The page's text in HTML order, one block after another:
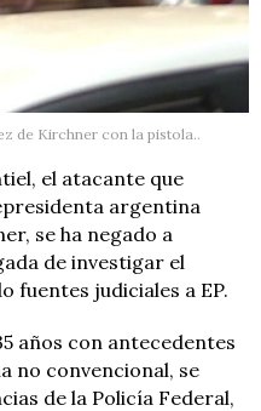
de Kirchner con la pistola..
el atacante que
argentina
se ha negado a
de investigar el
fuentes judiciales a EP.
años con antecedentes
no convencional, se
de la Policía Federal,